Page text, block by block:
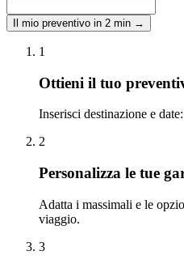
Il mio preventivo in 2 min →
1
Ottieni il tuo
Inserisci destinazione e
2
Personalizza le tue
Adatta i massimali e le
viaggio.
3